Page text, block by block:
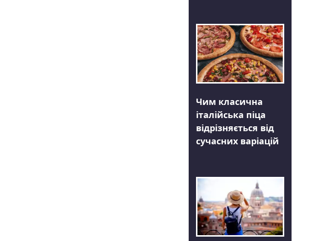
Чим класична
італійська піца
відрізняється від
сучасних варіацій